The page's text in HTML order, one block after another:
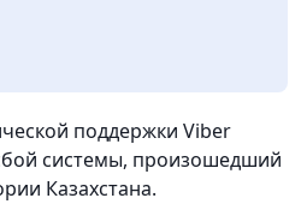
поддержки Viber
системы, произошедший
Казахстана.